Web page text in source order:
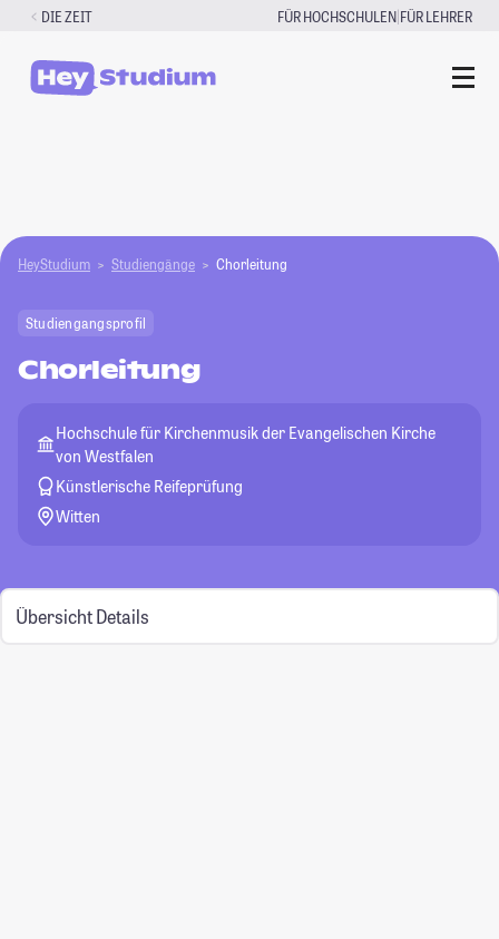
Zum
springen
DIE ZEIT FÜR HOCHSCHULEN|FÜR LEHRER
HeyStudium Studiengänge Chorleitung
Studiengangsprofil
Chorleitung
Hochschule für Kirchenmusik der Evangelischen Kirche
von Westfalen
Künstlerische Reifeprüfung
Witten
Übersicht Details